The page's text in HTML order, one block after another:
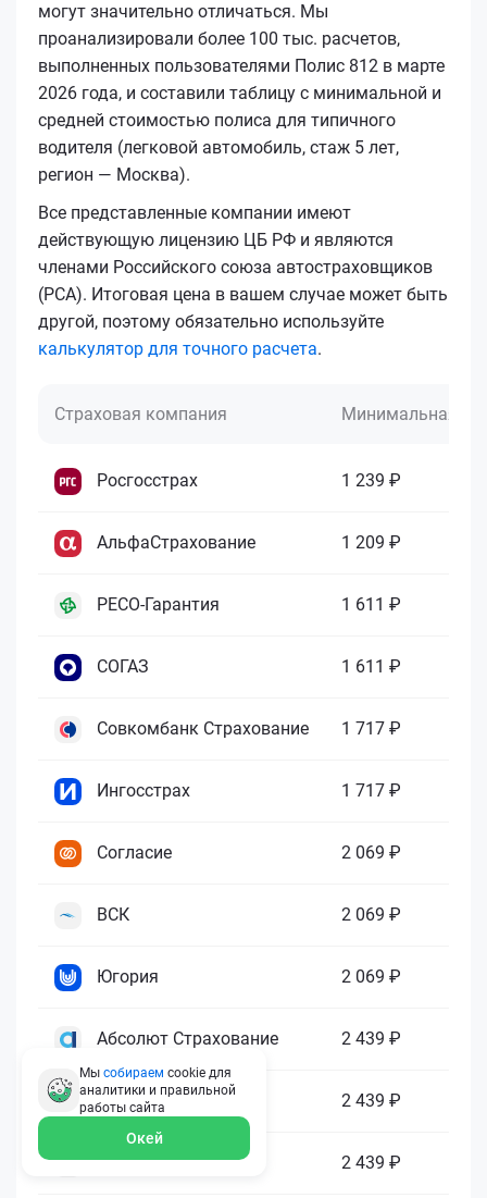
могут значительно отличаться. Мы
проанализировали более 100 тыс. расчетов,
выполненных пользователями Полис 812 в марте
2026 года, и составили таблицу с минимальной и
средней стоимостью полиса для типичного
водителя (легковой автомобиль, стаж 5 лет,
регион — Москва).
Все представленные компании имеют
действующую лицензию ЦБ РФ и являются
членами Российского союза автостраховщиков
(РСА). Итоговая цена в вашем случае может быть
другой, поэтому обязательно используйте
калькулятор для точного расчета.
Страховая компания Минимальная
Росгосстрах 1 239 ₽
АльфаСтрахование 1 209 ₽
РЕСО-Гарантия 1 611 ₽
СОГАЗ 1 611 ₽
Совкомбанк Страхование 1 717 ₽
Ингосстрах 1 717 ₽
Согласие 2 069 ₽
ВСК 2 069 ₽
Югория 2 069 ₽
Абсолют Страхование 2 439 ₽
ПАРИ 2 439 ₽
Гелиос 2 439 ₽
Мы собираем cookie для
аналитики и правильной
работы сайта
Окей